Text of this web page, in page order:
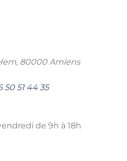
80000 Amiens
50 51 44 35
de 9h à 18h